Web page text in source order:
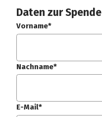
Daten zur Spende
Vorname*
Nachname*
E-Mail*